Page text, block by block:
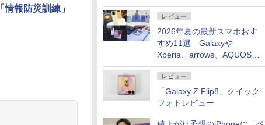
レビュー
2026年夏の最新スマホおす
すめ11選 Galaxyや
Xperia、arrows、AQUOSな
ど注目機種の特徴は
レビュー
「Galaxy Z Flip8」クイック
フォトレビュー
報防災訓練」